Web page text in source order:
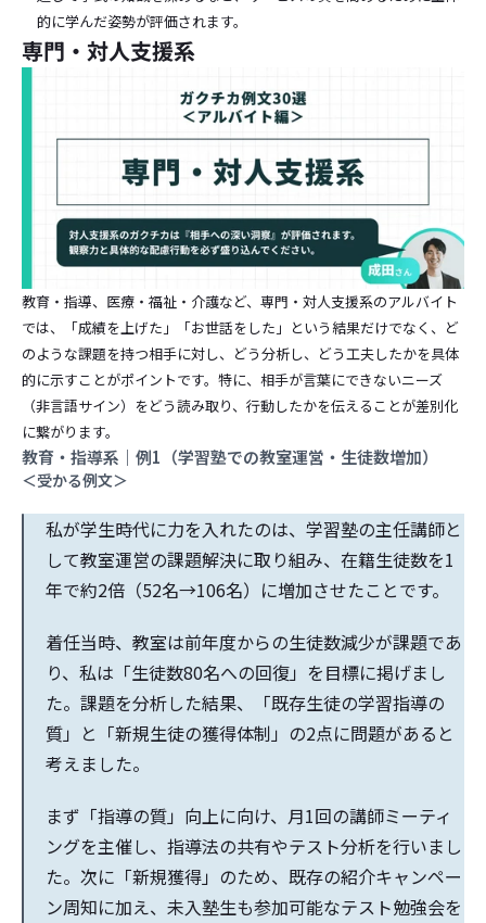
的に学んだ姿勢が評価されます。
専門・対人支援系
教育・指導、医療・福祉・介護など、専門・対人支援系のアルバイト
では、「成績を上げた」「お世話をした」という結果だけでなく、ど
のような課題を持つ相手に対し、どう分析し、どう工夫したかを具体
的に示すことがポイントです。特に、相手が言葉にできないニーズ
（非言語サイン）をどう読み取り、行動したかを伝えることが差別化
に繋がります。
教育・指導系｜例1（学習塾での教室運営・生徒数増加）
＜受かる例文＞
私が学生時代に力を入れたのは、学習塾の主任講師と
して教室運営の課題解決に取り組み、在籍生徒数を1
年で約2倍（52名→106名）に増加させたことです。
着任当時、教室は前年度からの生徒数減少が課題であ
り、私は「生徒数80名への回復」を目標に掲げまし
た。課題を分析した結果、「既存生徒の学習指導の
質」と「新規生徒の獲得体制」の2点に問題があると
考えました。
まず「指導の質」向上に向け、月1回の講師ミーティ
ングを主催し、指導法の共有やテスト分析を行いまし
た。次に「新規獲得」のため、既存の紹介キャンペー
ン周知に加え、未入塾生も参加可能なテスト勉強会を